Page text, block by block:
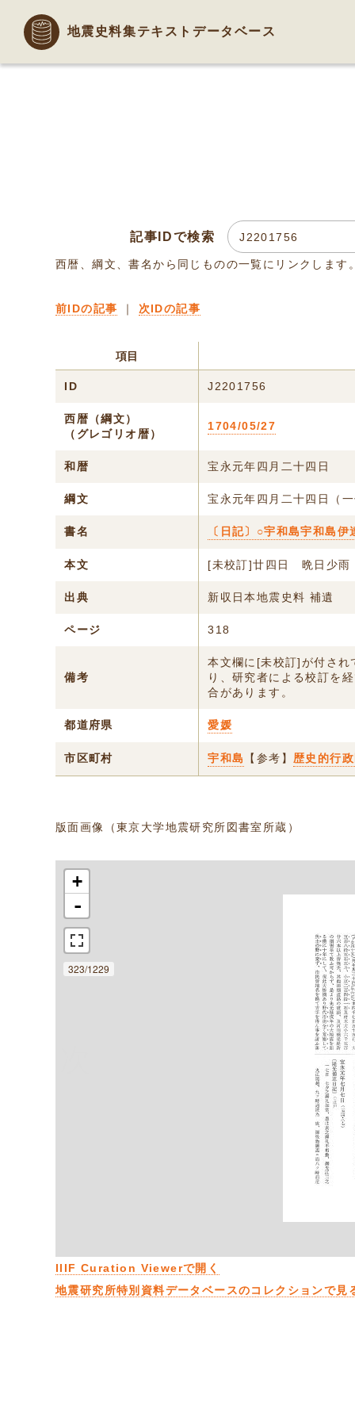
地震史料集テキストデータベース
記事IDで検索
西暦、綱文、書名から同じものの一覧にリンクします
前IDの記事 ｜ 次IDの記事
項目
ID J2201756
西暦（綱文）
（グレゴリオ暦）
1704/05/27
和暦 宝永元年四月二十四日
綱文 宝永元年四月二十四日（
書名 〔日記〕○宇和島宇和島伊
本文 [未校訂]廿四日 晩日少
出典 新収日本地震史料 補遺
ページ 318
備考
本文欄に[未校訂]が付され
り、研究者による校訂を
合があります。
都道府県 愛媛
市区町村 宇和島 【参考】 歴史的行
版面画像（東京大学地震研究所図書室所蔵）
+
-
323/1229
IIIF Curation Viewerで開く
地震研究所特別資料データベースのコレクションで見